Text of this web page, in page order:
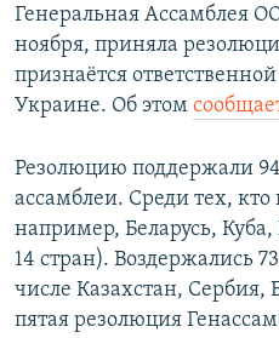
Генеральная Ассамблея
ноября, приняла
признаётся
Украине. Об этом
Резолюцию поддержали 94
ассамблеи. Среди тех, кто
например, Беларусь,
14 стран). Воздержались
числе Казахстан,
пятая резолюция